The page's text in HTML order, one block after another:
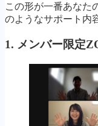
この形が一番あなた
のようなサポート内
1. メンバー限定